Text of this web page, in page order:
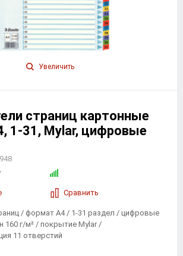
Увеличить
страниц картонные
1-31, Mylar, цифровые
Сравнить
/ формат A4 / 1-31 раздел / цифровые
160 г/м² / покрытие Mylar /
11 отверстий